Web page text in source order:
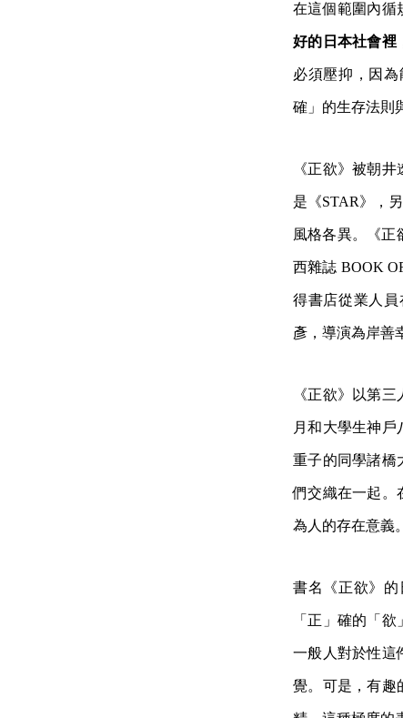
在這個範圍內循
好的日本社會裡
必須壓抑，因
確」的生存法則
《正欲》被朝
是《STAR》，
風格各異。《正
西雜誌 BOOK
得書店從業人
彥，導演為岸善
《正欲》以第
月和大學生神
重子的同學諸橋
們交織在一起。
為人的存在意義。
書名《正欲》
「正」確的「
一般人對於性這
覺。可是，有趣